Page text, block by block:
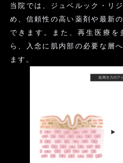
当院では、ジュベルック・リ
め、信頼性の高い薬剤や最新
できます。また、再生医療
ら、入念に肌内部の必要な層
ます。